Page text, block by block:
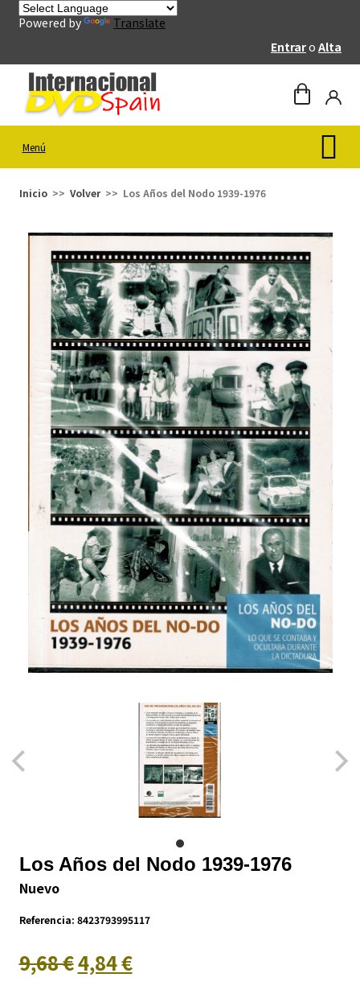
Powered by
Translate
Entraro Alta
Menú
Inicio Volver Los Años del Nodo 1939-1976
Los Años del Nodo 1939-1976
Nuevo
Referencia: 8423793995117
9,68 €4,84 €